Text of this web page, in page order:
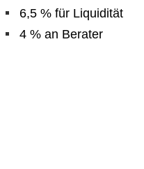
6,5 % für Liquidität
4 % an Berater